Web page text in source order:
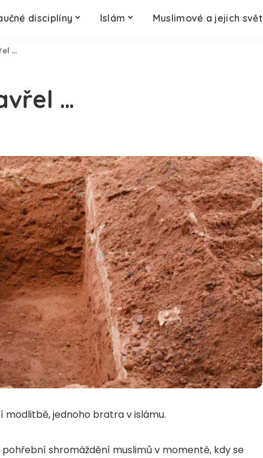
disciplíny Islám Muslimové a jejich svět
…
…
modlitbě, jednoho bratra v islámu.
shromáždění muslimů v momentě, kdy se